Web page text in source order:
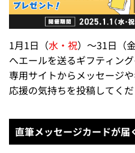
1月1日（水・祝）～31日（
へエールを送るギフティン
専用サイトからメッセージ
応援の気持ちを投稿してくだ
直筆メッセージカードが